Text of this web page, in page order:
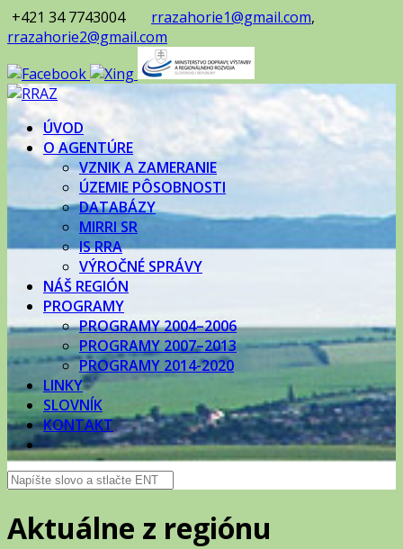
+421 34 7743004 rrazahorie1@gmail.com,
rrazahorie2@gmail.com
ÚVOD
O AGENTÚRE
VZNIK A ZAMERANIE
ÚZEMIE PÔSOBNOSTI
DATABÁZY
MIRRI SR
IS RRA
VÝROČNÉ SPRÁVY
NÁŠ REGIÓN
PROGRAMY
PROGRAMY 2004–2006
PROGRAMY 2007–2013
PROGRAMY 2014-2020
LINKY
SLOVNÍK
KONTAKT
Aktuálne z regiónu